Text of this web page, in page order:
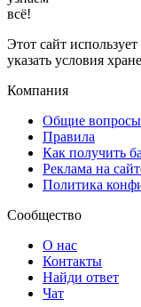
всё!
Этот сайт
указать условия
Компания
Общие вопросы
Правила
Как получить
Реклама на
Политика
Сообщество
О нас
Контакты
Найди ответ
Чат